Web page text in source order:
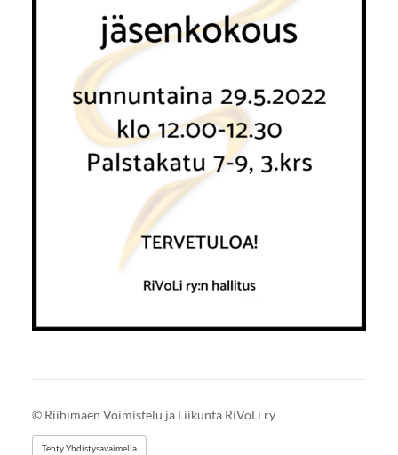
© Riihimäen Voimistelu ja Liikunta RiVoLi ry
Tehty Yhdistysavaimella